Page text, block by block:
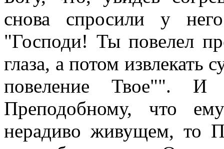
снова спросили у
"Господи! Ты повелел
глаза, а потом извлекать
повеление Твое"". И
Преподобному, что
нерадиво живущем, то